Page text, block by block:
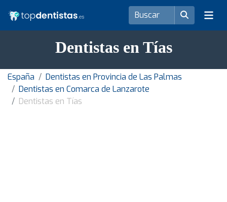
Dentistas en Tías
España
Dentistas en Provincia de Las Palmas
Dentistas en Comarca de Lanzarote
Dentistas en Tías